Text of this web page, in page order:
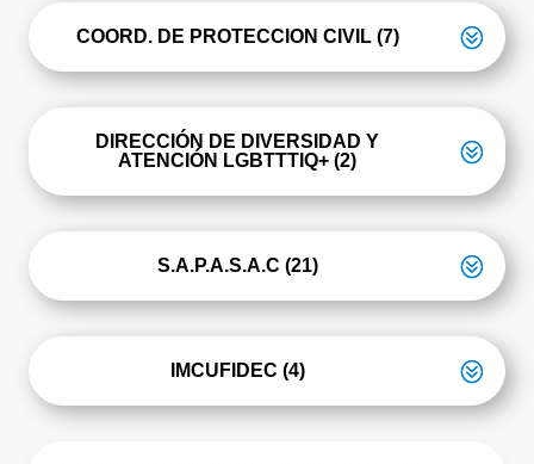
COORD. DE PROTECCION CIVIL (7)
DIRECCIÓN DE DIVERSIDAD Y
ATENCIÓN LGBTTTIQ+ (2)
S.A.P.A.S.A.C (21)
IMCUFIDEC (4)